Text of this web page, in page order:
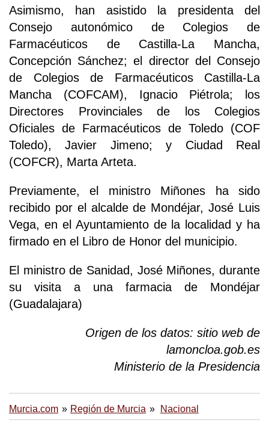
Asimismo, han asistido la presidenta del
Consejo autonómico de Colegios de
Farmacéuticos de Castilla-La Mancha,
Concepción Sánchez; el director del Consejo
de Colegios de Farmacéuticos Castilla-La
Mancha (COFCAM), Ignacio Piétrola; los
Directores Provinciales de los Colegios
Oficiales de Farmacéuticos de Toledo (COF
Toledo), Javier Jimeno; y Ciudad Real
(COFCR), Marta Arteta.
Previamente, el ministro Miñones ha sido
recibido por el alcalde de Mondéjar, José Luis
Vega, en el Ayuntamiento de la localidad y ha
firmado en el Libro de Honor del municipio.
El ministro de Sanidad, José Miñones, durante
su visita a una farmacia de Mondéjar
(Guadalajara)
Origen de los datos: sitio web de
lamoncloa.gob.es
Ministerio de la Presidencia
Murcia.com Región de Murcia Nacional